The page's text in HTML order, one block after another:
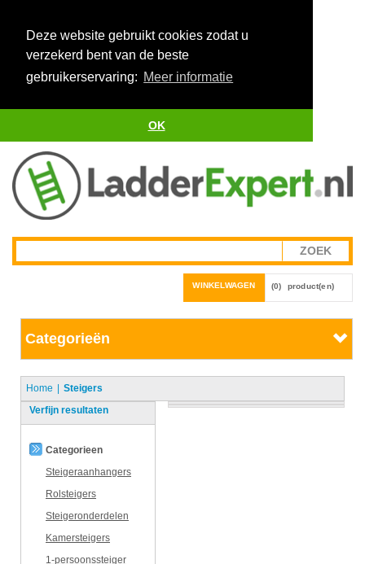
Deze website gebruikt cookies zodat u
verzekerd bent van de beste
gebruikerservaring: Meer informatie
OK
WINKELWAGEN (0) product(en)
Categorieën
Home
Steigers
Verfijn resultaten
Categorieen
Steigeraanhangers
Rolsteigers
Steigeronderdelen
Kamersteigers
1-persoonssteiger